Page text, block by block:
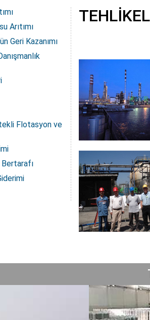
Arıtımı
Geri Kazanımı
Flotasyon ve